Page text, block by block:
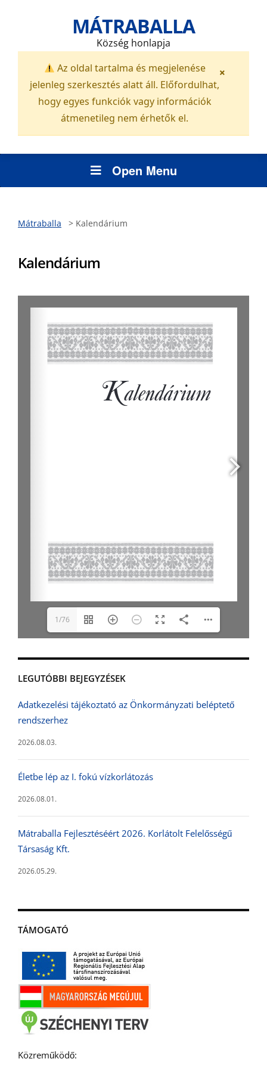
MÁTRABALLA
Község honlapja
Az oldal tartalma és megjelenése
jelenleg szerkesztés alatt áll. Előfordulhat,
hogy egyes funkciók vagy információk
átmenetileg nem érhetők el.
×
Open Menu
Mátraballa > Kalendárium
LEGUTÓBBI BEJEGYZÉSEK
Adatkezelési tájékoztató az Önkormányzati beléptető
rendszerhez
2026.08.03.
Életbe lép az I. fokú vízkorlátozás
2026.08.01.
Mátraballa Fejlesztéséért 2026. Korlátolt Felelősségű
Társaság Kft.
2026.05.29.
TÁMOGATÓ
Közreműködő:
Kalendárium
1/76